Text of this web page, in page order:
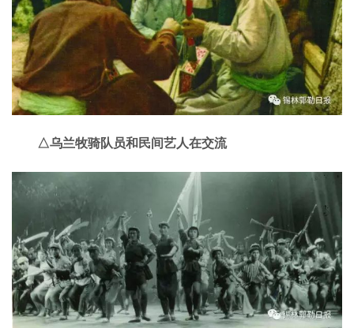
△乌兰牧骑队员和民间艺人在交流